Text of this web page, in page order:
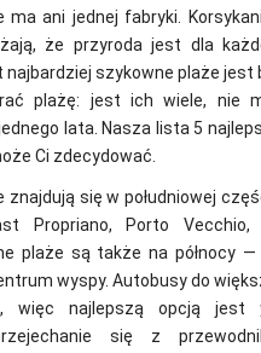
ma ani jednej fabryki.
że przyroda jest dla
szykowne plaże jest
plażę: jest ich wiele, nie
lata. Nasza lista 5
Ci zdecydować.
znajdują się w południowej
Propriano, Porto Vecchio,
plaże są także na północy —
wyspy. Autobusy do
więc najlepszą opcją jest
się z